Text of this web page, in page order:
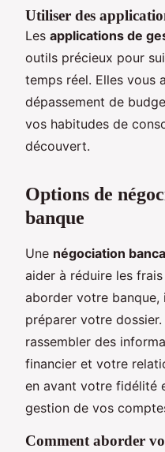
Utiliser des
Les applications de
outils précieux pour
temps réel. Elles vous
dépassement de
vos habitudes de
découvert.
Options de
banque
Une négociation
aider à réduire les
aborder votre banque,
préparer votre
rassembler des
financier et votre
en avant votre fidélité
gestion de vos
Comment aborder